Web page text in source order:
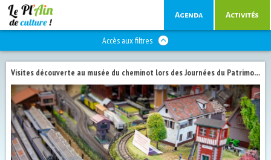
Agenda Activités
Accès aux filtres
Visites découverte au musée du cheminot lors des Journées du Patrimoine 2026